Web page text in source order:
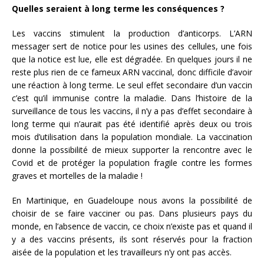
Quelles seraient à long terme les conséquences ?
Les vaccins stimulent la production d’anticorps. L’ARN
messager sert de notice pour les usines des cellules, une fois
que la notice est lue, elle est dégradée. En quelques jours il ne
reste plus rien de ce fameux ARN vaccinal, donc difficile d’avoir
une réaction à long terme. Le seul effet secondaire d’un vaccin
c’est qu’il immunise contre la maladie. Dans l’histoire de la
surveillance de tous les vaccins, il n’y a pas d’effet secondaire à
long terme qui n’aurait pas été identifié après deux ou trois
mois d’utilisation dans la population mondiale. La vaccination
donne la possibilité de mieux supporter la rencontre avec le
Covid et de protéger la population fragile contre les formes
graves et mortelles de la maladie !
En Martinique, en Guadeloupe nous avons la possibilité de
choisir de se faire vacciner ou pas. Dans plusieurs pays du
monde, en l’absence de vaccin, ce choix n’existe pas et quand il
y a des vaccins présents, ils sont réservés pour la fraction
aisée de la population et les travailleurs n’y ont pas accès.